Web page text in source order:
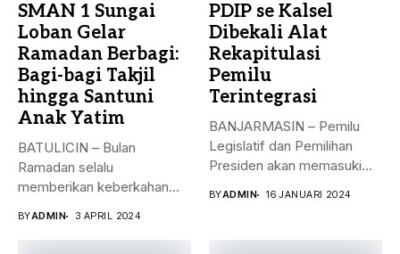
SMAN 1 Sungai
Loban Gelar
Ramadan Berbagi:
Bagi-bagi Takjil
hingga Santuni
Anak Yatim
BATULICIN – Bulan
Ramadan selalu
memberikan keberkahan
BYADMIN 3 APRIL 2024
PDIP se Kalsel
Dibekali Alat
Rekapitulasi
Pemilu
Terintegrasi
BANJARMASIN – Pemilu
Legislatif dan Pemilihan
Presiden akan memasuki
BYADMIN 16 JANUARI 2024